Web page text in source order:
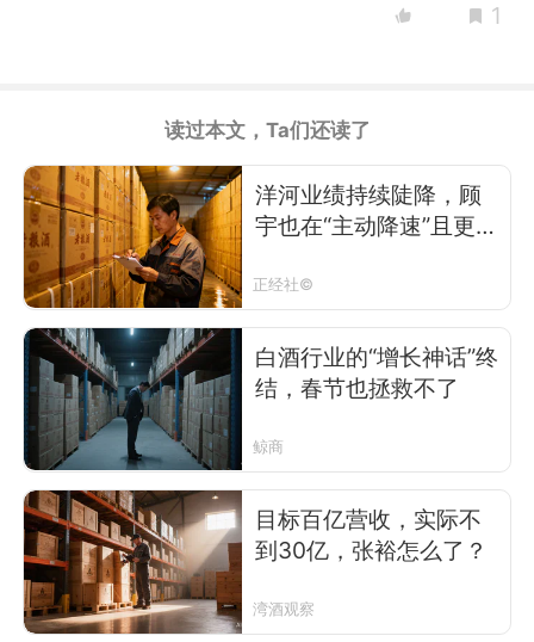
1
读过本文，Ta们还读了
洋河业绩持续陡降，顾
宇也在“主动降速”且更
正经社©
白酒行业的“增长神话”终
结，春节也拯救不了
鲸商
目标百亿营收，实际不
到30亿，张裕怎么了？
湾酒观察